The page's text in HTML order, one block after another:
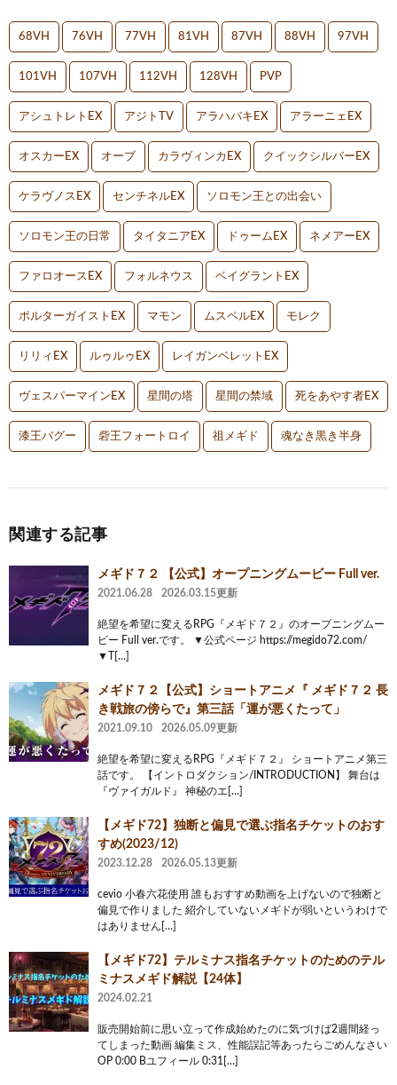
68VH 76VH 77VH 81VH 87VH 88VH 97VH
101VH 107VH 112VH 128VH PVP
アシュトレトEX アジトTV アラハバキEX アラーニェEX
オスカーEX オーブ カラヴィンカEX クイックシルバーEX
ケラヴノスEX センチネルEX ソロモン王との出会い
ソロモン王の日常 タイタニアEX ドゥームEX ネメアーEX
ファロオースEX フォルネウス ベイグラントEX
ポルターガイストEX マモン ムスペルEX モレク
リリィEX ルゥルゥEX レイガンベレットEX
ヴェスパーマインEX 星間の塔 星間の禁域 死をあやす者EX
漆王バグー 砦王フォートロイ 祖メギド 魂なき黒き半身
関連する記事
メギド７２ 【公式】オープニングムービー Full ver.
2021.06.28 2026.03.15更新
絶望を希望に変えるRPG『メギド７２』のオープニングムー
ビー Full ver.です。 ▼公式ページ https://megido72.com/
▼T[…]
メギド７２【公式】ショートアニメ『 メギド７２ 長
き戦旅の傍らで』第三話「運が悪くたって」
2021.09.10 2026.05.09更新
絶望を希望に変えるRPG『メギド７２』 ショートアニメ第三
話です。 【イントロダクション/INTRODUCTION】 舞台は
『ヴァイガルド』 神秘のエ[…]
【メギド72】独断と偏見で選ぶ指名チケットのおす
すめ(2023/12)
2023.12.28 2026.05.13更新
cevio 小春六花使用 誰もおすすめ動画を上げないので独断と
偏見で作りました 紹介していないメギドが弱いというわけで
はありません[…]
【メギド72】テルミナス指名チケットのためのテル
ミナスメギド解説【24体】
2024.02.21
販売開始前に思い立って作成始めたのに気づけば2週間経っ
てしまった動画 編集ミス、性能誤記等あったらごめんなさい
OP 0:00 Bユフィール 0:31[…]